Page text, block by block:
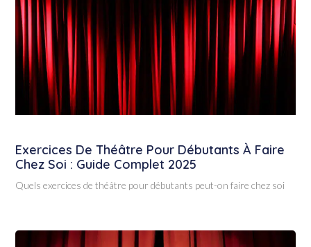
Exercices De Théâtre Pour Débutants À Faire
Chez Soi : Guide Complet 2025
Quels exercices de théâtre pour débutants peut-on faire chez soi